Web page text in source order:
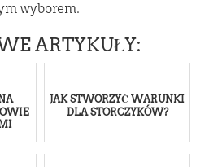
wyborem.
ARTYKUŁY:
JAK STWORZYĆ WARUNKI
DLA STORCZYKÓW?